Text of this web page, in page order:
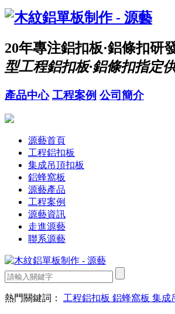
20年專注鋁扣板·鋁條扣研
型工程鋁扣板·鋁條扣指定
產品中心 工程案例 公司簡介
源藝首頁
工程鋁扣板
集成吊頂扣板
鋁蜂窩板
源藝產品
工程案例
源藝資訊
走進源藝
聯系源藝
熱門關鍵詞： 工程鋁扣板 鋁蜂窩板 集成